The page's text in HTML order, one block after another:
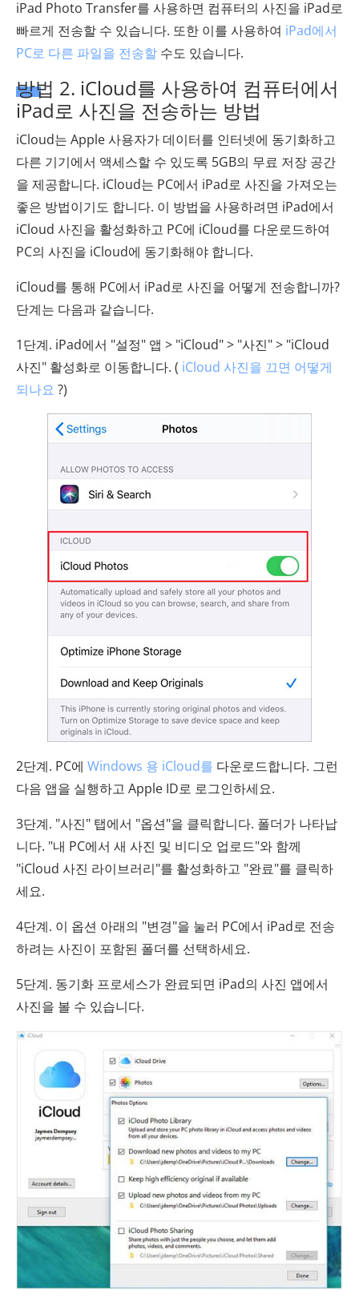
iPad Photo Transfer를 사용하면 컴퓨터의 사진을 iPad로
빠르게 전송할 수 있습니다. 또한 이를 사용하여 iPad에서
PC로 다른 파일을 전송할 수도 있습니다.
방법 2. iCloud를 사용하여 컴퓨터에서
iPad로 사진을 전송하는 방법
iCloud는 Apple 사용자가 데이터를 인터넷에 동기화하고
다른 기기에서 액세스할 수 있도록 5GB의 무료 저장 공간
을 제공합니다. iCloud는 PC에서 iPad로 사진을 가져오는
좋은 방법이기도 합니다. 이 방법을 사용하려면 iPad에서
iCloud 사진을 활성화하고 PC에 iCloud를 다운로드하여
PC의 사진을 iCloud에 동기화해야 합니다.
iCloud를 통해 PC에서 iPad로 사진을 어떻게 전송합니까?
단계는 다음과 같습니다.
1단계. iPad에서 "설정" 앱 > "iCloud" > "사진" > "iCloud
사진" 활성화로 이동합니다. ( iCloud 사진을 끄면 어떻게
되나요 ?)
2단계. PC에 Windows 용 iCloud를 다운로드합니다. 그런
다음 앱을 실행하고 Apple ID로 로그인하세요.
3단계. "사진" 탭에서 "옵션"을 클릭합니다. 폴더가 나타납
니다. "내 PC에서 새 사진 및 비디오 업로드"와 함께
"iCloud 사진 라이브러리"를 활성화하고 "완료"를 클릭하
세요.
4단계. 이 옵션 아래의 "변경"을 눌러 PC에서 iPad로 전송
하려는 사진이 포함된 폴더를 선택하세요.
5단계. 동기화 프로세스가 완료되면 iPad의 사진 앱에서
사진을 볼 수 있습니다.